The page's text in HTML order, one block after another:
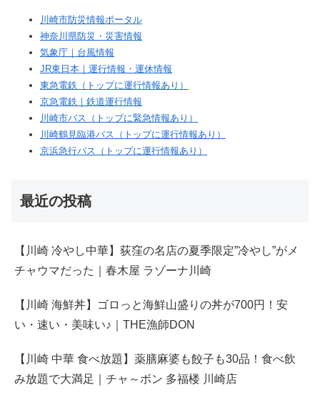
川崎市防災情報ポータル
神奈川県防災・災害情報
気象庁｜台風情報
JR東日本｜運行情報・運休情報
東急電鉄（トップに運行情報あり）
京急電鉄｜鉄道運行情報
川崎市バス（トップに緊急情報あり）
川崎鶴見臨港バス（トップに運行情報あり）
京浜急行バス（トップに運行情報あり）
最近の投稿
【川崎 冷やし中華】荻窪の名店の夏季限定”冷やし”がメ
チャウマだった｜春木屋 ラゾーナ川崎
【川崎 海鮮丼】ゴロっと海鮮山盛りの丼が700円！安
い・速い・美味い♪｜THE漁師DON
【川崎 中華 食べ放題】薬膳麻婆も餃子も30品！食べ飲
み放題で大満足｜チャ～ボン 多福楼 川崎店